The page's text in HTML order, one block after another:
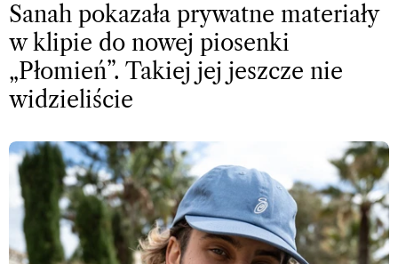
Sanah pokazała prywatne materiały
w klipie do nowej piosenki
„Płomień”. Takiej jej jeszcze nie
widzieliście